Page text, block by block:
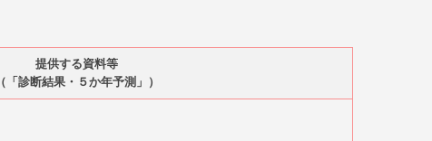
提供する資料等
（「診断結果・５か年予測」）